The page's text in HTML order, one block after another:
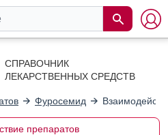
СПРАВОЧНИК
ЛЕКАРСТВЕННЫХ СРЕДСТВ
Фуросемид
препаратов